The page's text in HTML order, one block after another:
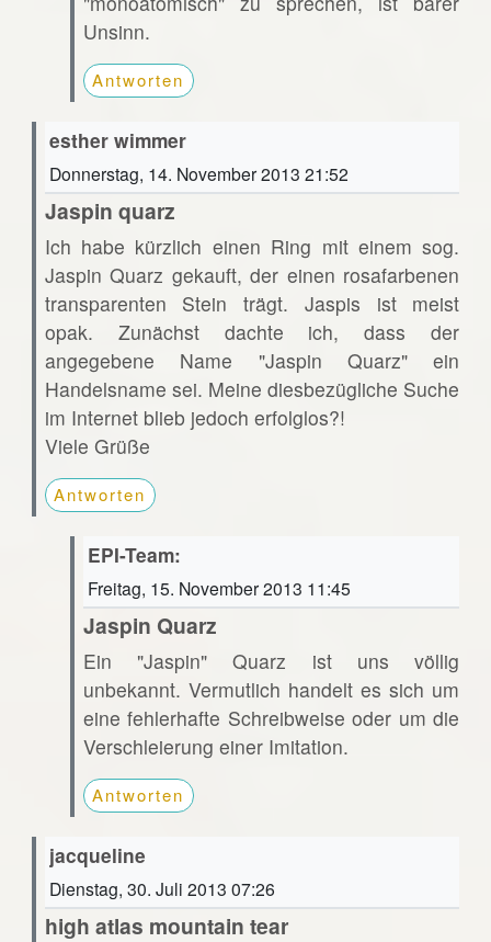
Unsinn.
Antworten
esther wimmer
Donnerstag, 14. November 2013 21:52
Jaspin quarz
Ich habe kürzlich einen Ring mit einem sog.
Jaspin Quarz gekauft, der einen rosafarbenen
transparenten Stein trägt. Jaspis ist meist
opak. Zunächst dachte ich, dass der
angegebene Name "Jaspin Quarz" ein
Handelsname sei. Meine diesbezügliche Suche
im Internet blieb jedoch erfolglos?!
Viele Grüße
Antworten
EPI-Team:
Freitag, 15. November 2013 11:45
Jaspin Quarz
Ein "Jaspin" Quarz ist uns völlig
unbekannt. Vermutlich handelt es sich um
eine fehlerhafte Schreibweise oder um die
Verschleierung einer Imitation.
Antworten
jacqueline
Dienstag, 30. Juli 2013 07:26
high atlas mountain tear